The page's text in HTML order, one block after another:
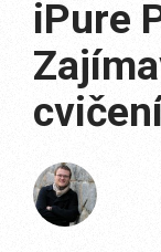
iPure